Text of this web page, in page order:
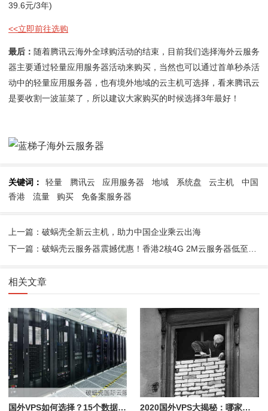
39.6元/3年)
<<立即前往选购
最后： 随着腾讯云海外全球购活动的结束，目前我们选择海外云服务
器主要通过轻量应用服务器活动来购买，当然也可以通过首单秒杀活
动中的轻量应用服务器，也有境外地域的云主机可选择，看来腾讯云
是要收割一波韮菜了，所以建议大家购买的时候选择3年最好！
关键词： 轻量 腾讯云 应用服务器 地域 系统盘 云主机
中国
香港
流量 购买 免备案服务器
上一篇：破蜗壳全新云主机，助力中国企业乘云出海
相关文章
国外VPS如何选择？15个数据中心大比拼 2020国外VPS大揭秘：哪家最适合你？